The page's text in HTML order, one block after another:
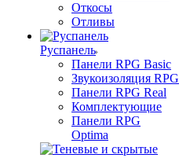
Откосы
Отливы
Руспанель
Панели RPG Basic
Звукоизоляция RPG
Панели RPG Real
Комплектующие
Панели RPG
Optima